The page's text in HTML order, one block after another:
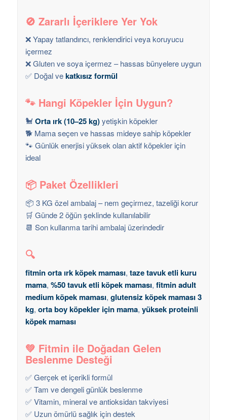
🚫 Zararlı İçeriklere Yer Yok
❌ Yapay tatlandırıcı, renklendirici veya koruyucu
içermez
❌ Gluten ve soya içermez – hassas bünyelere uygun
✅ Doğal vekatkısız formül
🐾 Hangi Köpekler İçin Uygun?
🐩 Orta ırk (10–25 kg)yetişkin köpekler
🐕 Mama seçen ve hassas mideye sahip köpekler
🐾 Günlük enerjisi yüksek olan aktif köpekler için
ideal
📦 Paket Özellikleri
📦 3 KG özel ambalaj – nem geçirmez, tazeliği korur
🛒 Günde 2 öğün şeklinde kullanılabilir
📆 Son kullanma tarihi ambalaj üzerindedir
🔍
fitmin orta ırk köpek maması, taze tavuk etli kuru
mama, %50 tavuk etli köpek maması, fitmin adult
medium köpek maması, glutensiz köpek maması 3
kg, orta boy köpekler için mama, yüksek proteinli
köpek maması
💚 Fitmin ile Doğadan Gelen
Beslenme Desteği
✅ Gerçek et içerikli formül
✅ Tam ve dengeli günlük beslenme
✅ Vitamin, mineral ve antioksidan takviyesi
✅ Uzun ömürlü sağlık için destek